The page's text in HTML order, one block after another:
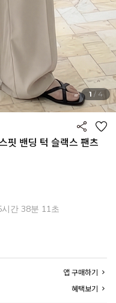
1 / 4
핏 밴딩 턱 슬랙스 팬츠
간 38분 9초
앱 구매하기
혜택보기